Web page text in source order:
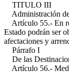
TITULO III
Administración
Artículo 55.- En
Estado podrán ser
afectaciones y
Párrafo I
De las
Artículo 56.-